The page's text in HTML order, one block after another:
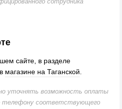
сайте, в разделе
магазине на Таганской
уточнять возможность оплаты
телефону соответствующего